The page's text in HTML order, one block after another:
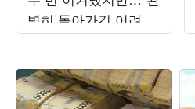
벽히 돌아가긴 어려워"
('해투')